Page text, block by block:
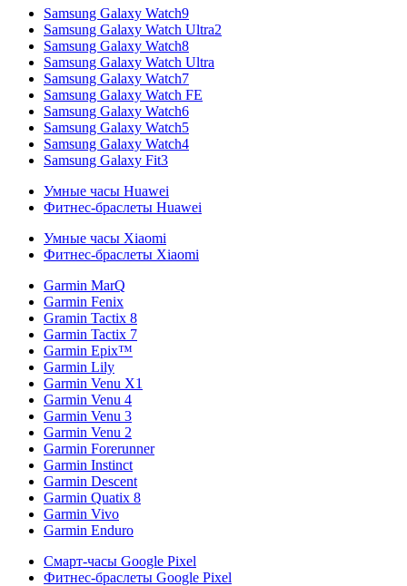
Samsung Galaxy Watch9
Samsung Galaxy Watch Ultra2
Samsung Galaxy Watch8
Samsung Galaxy Watch Ultra
Samsung Galaxy Watch7
Samsung Galaxy Watch FE
Samsung Galaxy Watch6
Samsung Galaxy Watch5
Samsung Galaxy Watch4
Samsung Galaxy Fit3
Умные часы Huawei
Фитнес-браслеты Huawei
Умные часы Xiaomi
Фитнес-браслеты Xiaomi
Garmin MarQ
Garmin Fenix
Gramin Tactix 8
Garmin Tactix 7
Garmin Epix™
Garmin Lily
Garmin Venu X1
Garmin Venu 4
Garmin Venu 3
Garmin Venu 2
Garmin Forerunner
Garmin Instinct
Garmin Descent
Garmin Quatix 8
Garmin Vivo
Garmin Enduro
Смарт-часы Google Pixel
Фитнес-браслеты Google Pixel